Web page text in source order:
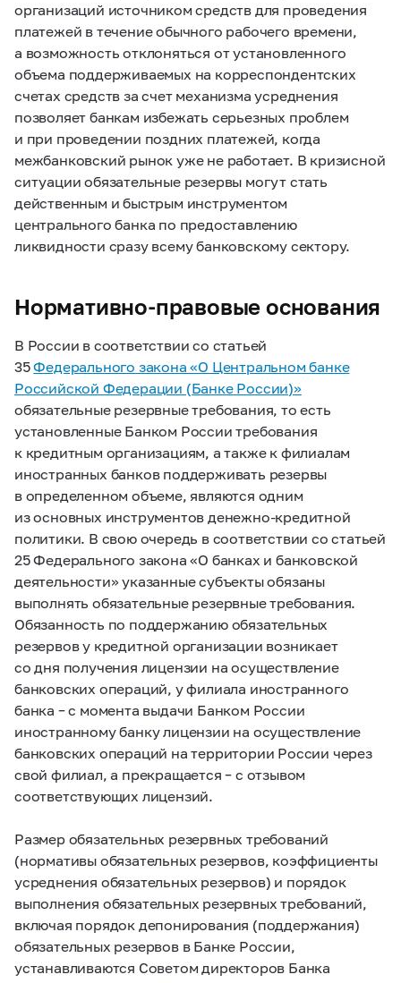
организаций источником средств для проведения
платежей в течение обычного рабочего времени,
а возможность отклоняться от установленного
объема поддерживаемых на корреспондентских
счетах средств за счет механизма усреднения
позволяет банкам избежать серьезных проблем
и при проведении поздних платежей, когда
межбанковский рынок уже не работает. В кризисной
ситуации обязательные резервы могут стать
действенным и быстрым инструментом
центрального банка по предоставлению
ликвидности сразу всему банковскому сектору.
Нормативно-правовые основания
В России в соответствии со статьей
35Федерального закона «О Центральном банке
Российской Федерации (Банке России)»
обязательные резервные требования, то есть
установленные Банком России требования
к кредитным организациям, а также к филиалам
иностранных банков поддерживать резервы
в определенном объеме, являются одним
из основных инструментов денежно-кредитной
политики. В свою очередь в соответствии со статьей
25 Федерального закона «О банках и банковской
деятельности» указанные субъекты обязаны
выполнять обязательные резервные требования.
Обязанность по поддержанию обязательных
резервов у кредитной организации возникает
со дня получения лицензии на осуществление
банковских операций, у филиала иностранного
банка – с момента выдачи Банком России
иностранному банку лицензии на осуществление
банковских операций на территории России через
свой филиал, а прекращается – с отзывом
соответствующих лицензий.
Размер обязательных резервных требований
(нормативы обязательных резервов, коэффициенты
усреднения обязательных резервов) и порядок
выполнения обязательных резервных требований,
включая порядок депонирования (поддержания)
обязательных резервов в Банке России,
устанавливаются Советом директоров Банка